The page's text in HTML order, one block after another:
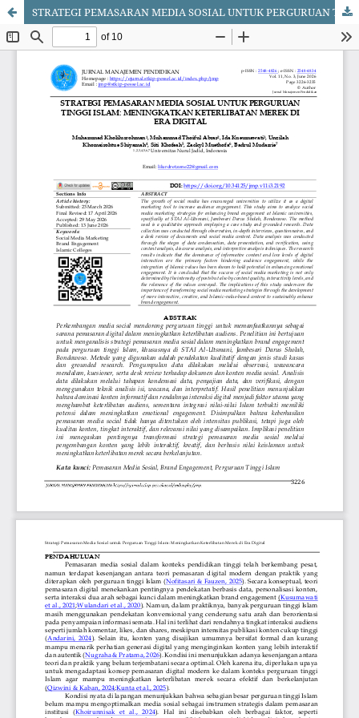
STRATEGI PEMASARAN MEDIA SOSIAL UNTUK PERGURUAN TINGGI ISLAM: MENINGKATKAN KETERLIBATAN MEREK DI ERA DIGITAL